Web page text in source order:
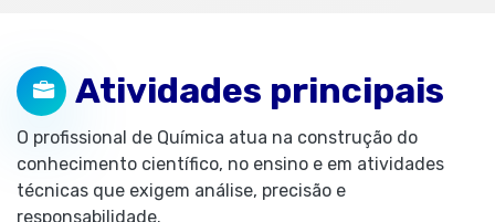
Atividades principais
O profissional de Química atua na construção do
conhecimento científico, no ensino e em atividades
técnicas que exigem análise, precisão e
responsabilidade.